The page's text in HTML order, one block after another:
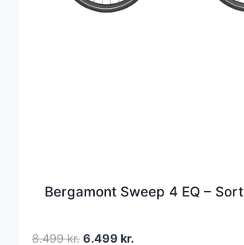
Bergamont Sweep 4 EQ – Sort
8.499kr. Den
6.499 kr.Den